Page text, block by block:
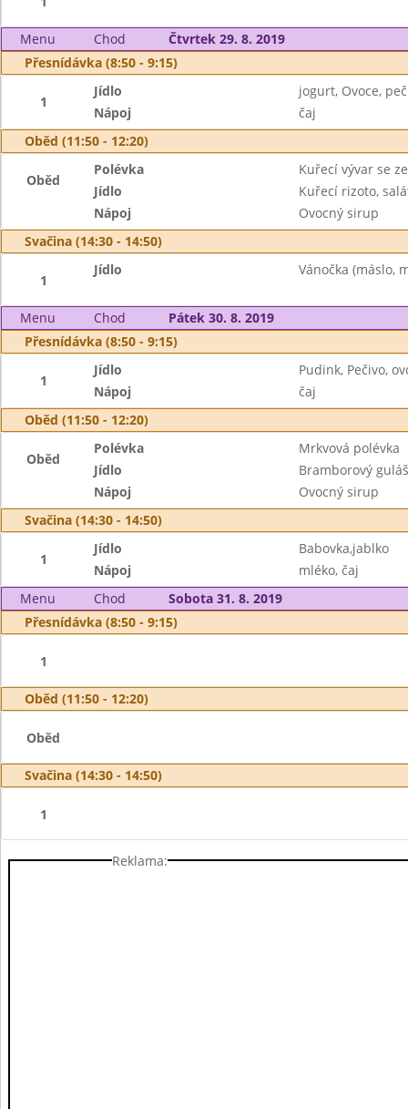
Menu Chod
Čtvrtek 29. 8. 2019
Přesnídávka (8:50 - 9:15)
1
Jídlo
jogurt, Ovoce,
Nápoj
čaj
Oběd (11:50 - 12:20)
Oběd
Polévka
Kuřecí vývar se
Jídlo
Kuřecí rizoto,
Nápoj
Ovocný sirup
Svačina (14:30 - 14:50)
1
Jídlo Vánočka (máslo,
Menu Chod
Pátek 30. 8. 2019
Přesnídávka (8:50 - 9:15)
1
Jídlo
Pudink, Pečivo,
Nápoj
čaj
Oběd (11:50 - 12:20)
Oběd
Polévka
Mrkvová polévka
Jídlo
Bramborový guláš
Nápoj
Ovocný sirup
Svačina (14:30 - 14:50)
1
Jídlo
Babovka,jablko
Nápoj
mléko, čaj
Menu
Chod
Sobota 31. 8. 2019
Přesnídávka (8:50 - 9:15)
1
Oběd (11:50 - 12:20)
Oběd
Svačina (14:30 - 14:50)
1
Reklama: